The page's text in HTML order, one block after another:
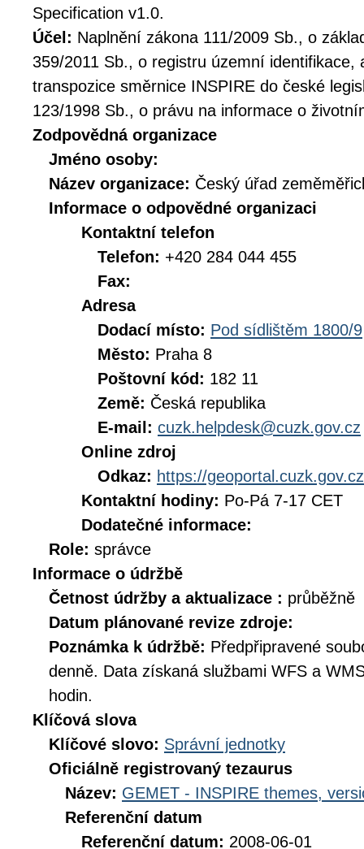
Specification v1.0.
Účel: Naplnění zákona 111/2009 Sb., o
359/2011 Sb., o registru územní identifikace,
transpozice směrnice INSPIRE do české
123/1998 Sb., o právu na informace o
Zodpovědná organizace
Jméno osoby:
Název organizace: Český úřad
Informace o odpovědné organizaci
Kontaktní telefon
Telefon: +420 284 044 455
Fax:
Adresa
Dodací místo: Pod sídlištěm 1800/9
Město: Praha 8
Poštovní kód: 182 11
Země: Česká republika
E-mail: cuzk.helpdesk@cuzk.gov.cz
Online zdroj
Odkaz: https://geoportal.cuzk.gov.cz
Kontaktní hodiny: Po-Pá 7-17 CET
Dodatečné informace:
Role: správce
Informace o údržbě
Četnost údržby a aktualizace : průběžně
Datum plánované revize zdroje:
Poznámka k údržbě: Předpřipravené
denně. Data získaná službami WFS a
hodin.
Klíčová slova
Klíčové slovo: Správní jednotky
Oficiálně registrovaný tezaurus
Název: GEMET - INSPIRE themes,
Referenční datum
Referenční datum: 2008-06-01